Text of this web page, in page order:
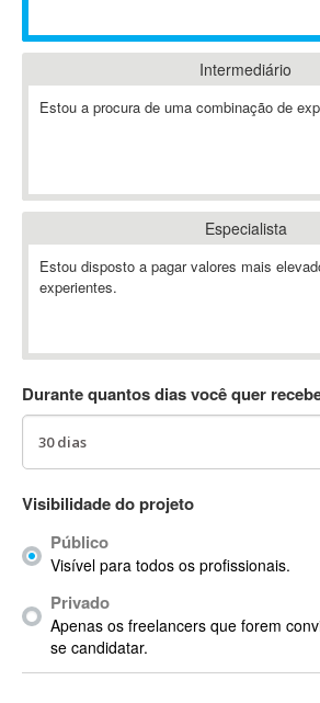
ABIS
Ableton
Ableton Live
Abstract Window Toolkit (AWT)
AC Drives
AC3
ACID Pro
ACPI
ACT
Actian
Actimize
ActionScript
ActionScript 3
Intermediário
Estou a procura de uma combinação de
Especialista
Estou disposto a pagar valores mais
experientes.
Durante quantos dias você quer
Visibilidade do projeto
Público
Visível para todos os profissionais.
Privado
Apenas os freelancers que forem
se candidatar.